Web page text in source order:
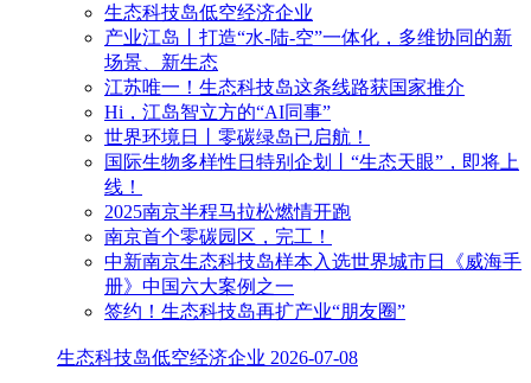
生态科技岛低空经济企业
产业江岛丨打造“水-陆-空”一体化，多维协同的新
场景、新生态
江苏唯一！生态科技岛这条线路获国家推介
Hi，江岛智立方的“AI同事”
世界环境日丨零碳绿岛已启航！
国际生物多样性日特别企划丨“生态天眼”，即将上
线！
2025南京半程马拉松燃情开跑
南京首个零碳园区，完工！
中新南京生态科技岛样本入选世界城市日《威海手
册》中国六大案例之一
签约！生态科技岛再扩产业“朋友圈”
生态科技岛低空经济企业 2026-07-08